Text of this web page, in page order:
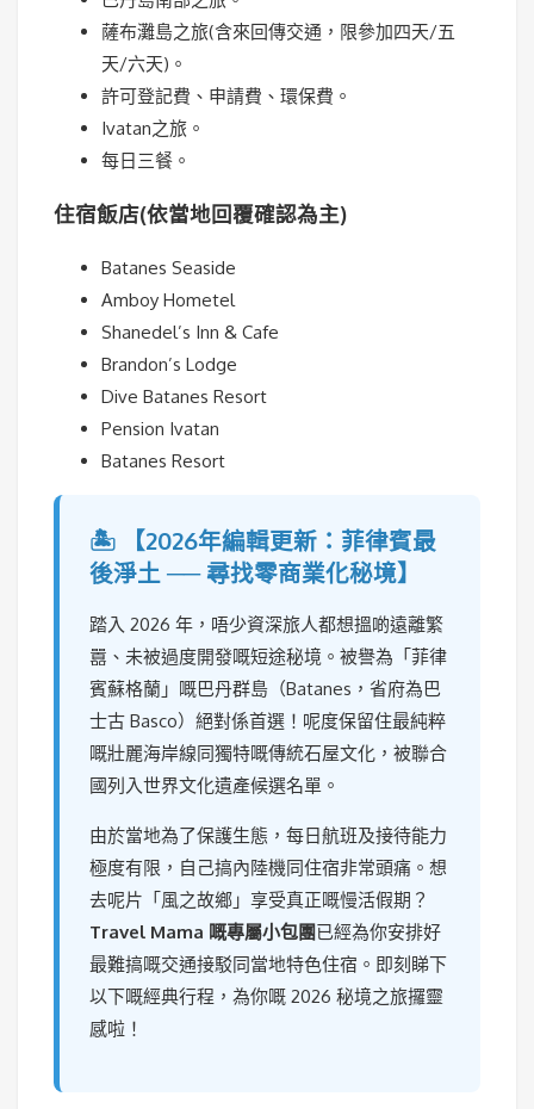
薩布灘島之旅(含來回傳交通，限參加四天/五
天/六天)。
許可登記費、申請費、環保費。
Ivatan之旅。
每日三餐。
住宿飯店(依當地回覆確認為主)
Batanes Seaside
Amboy Hometel
Shanedel’s Inn & Cafe
Brandon’s Lodge
Dive Batanes Resort
Pension Ivatan
Batanes Resort
🏝️ 【2026年編輯更新：菲律賓最
後淨土 ── 尋找零商業化秘境】
踏入 2026 年，唔少資深旅人都想搵啲遠離繁
囂、未被過度開發嘅短途秘境。被譽為「菲律
賓蘇格蘭」嘅巴丹群島（Batanes，省府為巴
士古 Basco）絕對係首選！呢度保留住最純粹
嘅壯麗海岸線同獨特嘅傳統石屋文化，被聯合
國列入世界文化遺產候選名單。
由於當地為了保護生態，每日航班及接待能力
極度有限，自己搞內陸機同住宿非常頭痛。想
去呢片「風之故鄉」享受真正嘅慢活假期？
Travel Mama 嘅專屬小包團已經為你安排好
最難搞嘅交通接駁同當地特色住宿。即刻睇下
以下嘅經典行程，為你嘅 2026 秘境之旅攞靈
感啦！